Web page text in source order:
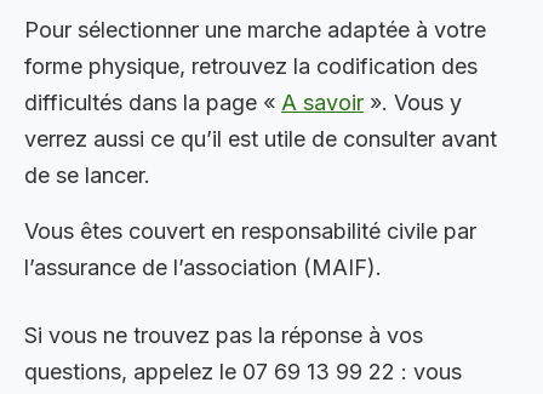
Pour sélectionner une marche adaptée à votre
forme physique, retrouvez la codification des
difficultés dans la page « A savoir ». Vous y
verrez aussi ce qu’il est utile de consulter avant
de se lancer.
Vous êtes couvert en responsabilité civile par
l’assurance de l’association (MAIF).
Si vous ne trouvez pas la réponse à vos
questions, appelez le 07 69 13 99 22 : vous